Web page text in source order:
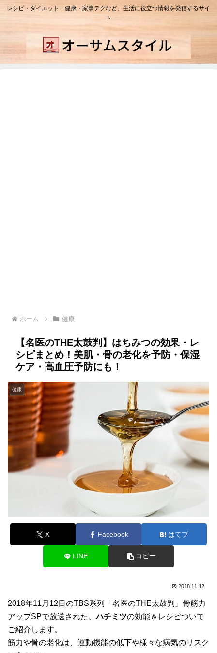
レシピ・ダイエット・健康・家事テクなど、生活に役立つ情報を発信するサイ
ト
ホーム 健康
【名医のTHE太鼓判】はちみつの効果・レ
シピまとめ！美肌・骨の老化を予防・保湿
ケア・高血圧予防にも！
健康
X Facebook はてブ
LINE コピー
2018.11.12
2018年11月12日のTBS系列「名医のTHE太鼓判」骨筋力
アップSPで放送された、ハチミツの効能＆レシピついて
ご紹介します。
筋力や骨の老化は、運動機能の低下や様々な病気のリスク